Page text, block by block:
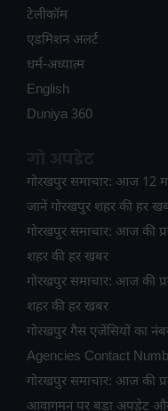
टेलीकॉम
ए​डमिशन अलर्ट
धर्म-अध्यात्म
English
Duniya 360
गोरखपुर समाचार: आज 12
जानें गोरखपुर शहर की हर
गोरखपुर समाचार: आज की
शहर की हर खबर
गोरखपुर समाचार: आज की
शहर की हर खबर
गोरखपुर गैस एजेंसियों का
Agencies Contact
गोरखपुर समाचार: आज की
आवागमन पर बड़ा अपडेट